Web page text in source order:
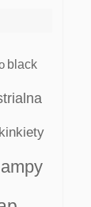
black
kinkiety